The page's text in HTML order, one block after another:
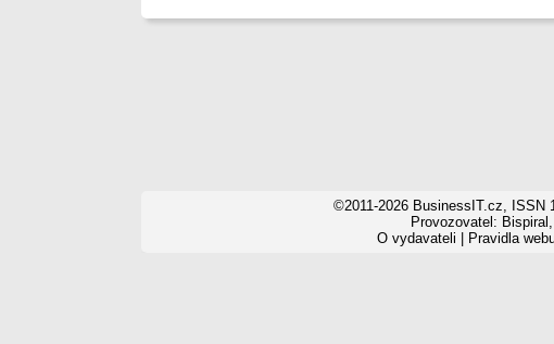
©2011-2026 BusinessIT.cz, ISSN
Provozovatel:
O vydavateli
Pravidla